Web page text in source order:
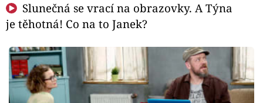
Slunečná se vrací na obrazovky. A Týna
je těhotná! Co na to Janek?